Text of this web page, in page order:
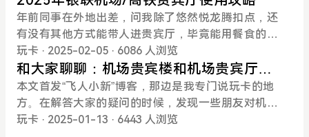
菜单点餐，打钩即可，量都不大，水果小
益卡片或二维码登记即可。工作人员带到右侧柜台直
接办理登机牌，可以调整座位。这次刷的精粹白，进
的农行厅，面积不是很大，有独立卫生间，有零食和
饮料。贵宾楼内有餐厅，早餐6:30-9:00，午餐11:00
-14:00，晚餐17:0
机出站，向西到达停车场或乘坐扶梯到达航站楼二、
三楼出发层大厅值机。贵宾厅路线：从533门进入，
进去就是问询柜台，从左侧一直向前走到百米画卷，
左转后进入迅邦达专用值机柜台，在这里可以办理值
机、行李托运等，随后沿右扶梯上楼到迅邦达达贵宾
厅，在前台核销权益。03使用方法到达迅邦达贵宾休
息区前台，出示权益卡片或二维码登记即可。休息室
面积很大，中间有一个亭子，里面摆放了一尊龙马，
导航直接定位西安咸阳国际机场T2/T3贵宾楼，无需
预约。公共交通：可乘坐地铁14号线/机场大巴到达航
站楼。①T2航站楼1层211出门左转，2分钟即可到达
T2贵宾楼。②T3航站楼出发层324口进入，在左手边
“迅邦达贵宾室”登记，稍作休息后会有考斯特接送至T
3贵宾楼。也可以从324门，出门右拐沿着马路走300
米左右，一个小楼梯下去就可以看到T3上午贵宾楼。
03使用方法到达前台，出示权益卡片或二维码登记即
本的贵宾楼权益卡，建议组合使用。2025年2月8日第
一次更新，后期标注更新记录01工行大白金卡卡片介
绍：自营贵宾厅无限次，消费20万免年费，特殊卡种
如奋斗专、教师白、医护白、科创精英白、南网白消
费满15次免当年年费，部分地区指定卡种如北京国贸
香白、宁波香白、上海环球白、天津黑白菜（单标万
事达世界卡）等消费满15次免当年年费。涵盖全国29
年前同事在外地出差，问我除了悠然悦龙腾扣点，还
有没有其他方式能带人进贵宾厅，毕竟能用餐食的龙
腾拿来进贵宾厅，还是有些浪费的。想了想，推荐银
联的6.2国内机场贵宾厅。鉴于有些人还不知道银联贵
宾厅的使用方法，就简单说下。使用路径1：云闪付A
PP首页→权益精选→高端卡尊享→国内机场贵宾/高
铁贵宾权益。使用路径2：中国银联95516公众号→左
玩卡 · 2025-02-05 · 6086 人浏览
和大家聊聊：机场贵宾楼和机场贵宾厅的
区别
本文首发“飞人小新”博客，那边是我专门说玩卡的地
方。在解答大家的疑问的时候，发现一些朋友对机场
贵宾楼、机场贵宾厅分的不是清楚，今天不扯官方概
玩卡 · 2025-01-13 · 6443 人浏览